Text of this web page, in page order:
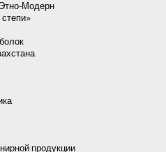
Модерн
продукции